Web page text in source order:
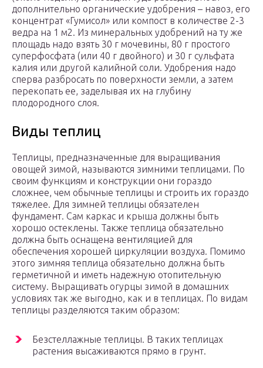
дополнительно органические удобрения – навоз, его
концентрат «Гумисол» или компост в количестве 2-3
ведра на 1 м2. Из минеральных удобрений на ту же
площадь надо взять 30 г мочевины, 80 г простого
суперфосфата (или 40 г двойного) и 30 г сульфата
калия или другой калийной соли. Удобрения надо
сперва разбросать по поверхности земли, а затем
перекопать ее, заделывая их на глубину
плодородного слоя.
Виды теплиц
Теплицы, предназначенные для выращивания
овощей зимой, называются зимними теплицами. По
своим функциям и конструкции они гораздо
сложнее, чем обычные теплицы и строить их гораздо
тяжелее. Для зимней теплицы обязателен
фундамент. Сам каркас и крыша должны быть
хорошо остеклены. Также теплица обязательно
должна быть оснащена вентиляцией для
обеспечения хорошей циркуляции воздуха. Помимо
этого зимняя теплица обязательно должна быть
герметичной и иметь надежную отопительную
систему. Выращивать огурцы зимой в домашних
условиях так же выгодно, как и в теплицах. По видам
теплицы разделяются таким образом:
Безстеллажные теплицы. В таких теплицах
растения высаживаются прямо в грунт.